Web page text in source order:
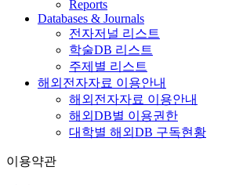
Reports
Databases & Journals
전자저널 리스트
학술DB 리스트
주제별 리스트
해외전자자료 이용안내
해외전자자료 이용안내
해외DB별 이용권한
대학별 해외DB 구독현황
이용약관